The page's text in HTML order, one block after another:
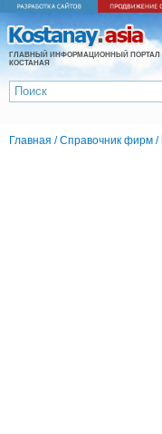
ГЛАВНЫЙ ИНФОРМАЦИОННЫЙ ПОРТАЛ
КОСТАНАЯ
Главная /Справочник фирм /